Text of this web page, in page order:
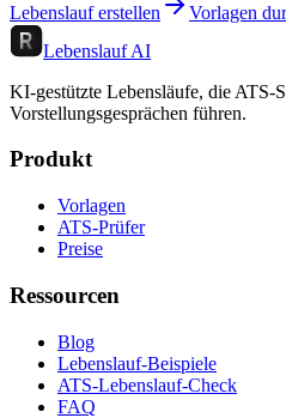
Lebenslauf erstellen
Vorlagen
Lebenslauf AI
KI-gestützte Lebensläufe, die ATS-
Vorstellungsgesprächen führen.
Produkt
Vorlagen
ATS-Prüfer
Preise
Ressourcen
Blog
Lebenslauf-Beispiele
ATS-Lebenslauf-Check
FAQ